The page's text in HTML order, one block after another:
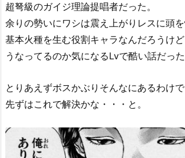
超弩級のガイジ理論提唱者だった。
余りの勢いにワシは震え上がりレスに頭を
基本火種を生む役割キャラなんだろうけ
うなってるのか気になるLvで酷い話だった
とりあえずボスかぶりそんなにあるわけ
先ずはこれで解決かな・・・と。